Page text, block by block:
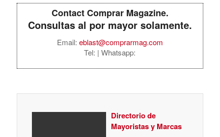
Contact Comprar Magazine.
Consultas al por mayor solamente.
Email: eblast@comprarmag.com
Tel: | Whatsapp:
Directorio de
Mayoristas y Marcas